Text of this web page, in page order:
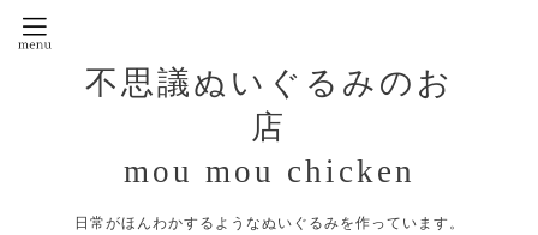
不思議ぬいぐるみのお
店
mou mou chicken
日常がほんわかするようなぬいぐるみを作っています。